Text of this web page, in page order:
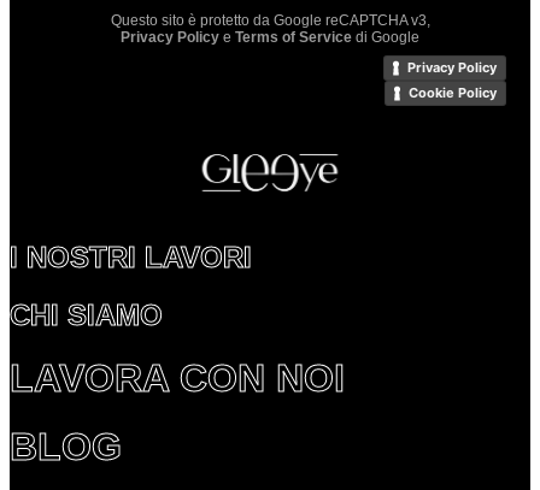
Questo sito è protetto da Google reCAPTCHA v3,
Privacy Policy e Terms of Service di Google
Privacy Policy
Cookie Policy
I NOSTRI LAVORI
CHI SIAMO
LAVORA CON NOI
BLOG